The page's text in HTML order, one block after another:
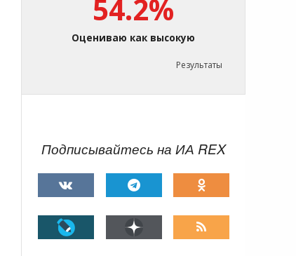
54.2%
Оцениваю как высокую
Результаты
Подписывайтесь на ИА REX